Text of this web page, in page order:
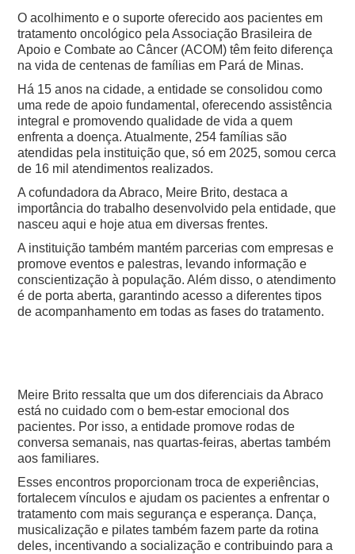
O acolhimento e o suporte oferecido aos pacientes em
tratamento oncológico pela Associação Brasileira de
Apoio e Combate ao Câncer (ACOM) têm feito diferença
na vida de centenas de famílias em Pará de Minas.
Há 15 anos na cidade, a entidade se consolidou como
uma rede de apoio fundamental, oferecendo assistência
integral e promovendo qualidade de vida a quem
enfrenta a doença. Atualmente, 254 famílias são
atendidas pela instituição que, só em 2025, somou cerca
de 16 mil atendimentos realizados.
A cofundadora da Abraco, Meire Brito, destaca a
importância do trabalho desenvolvido pela entidade, que
nasceu aqui e hoje atua em diversas frentes.
A instituição também mantém parcerias com empresas e
promove eventos e palestras, levando informação e
conscientização à população. Além disso, o atendimento
é de porta aberta, garantindo acesso a diferentes tipos
de acompanhamento em todas as fases do tratamento.
Meire Brito ressalta que um dos diferenciais da Abraco
está no cuidado com o bem-estar emocional dos
pacientes. Por isso, a entidade promove rodas de
conversa semanais, nas quartas-feiras, abertas também
aos familiares.
Esses encontros proporcionam troca de experiências,
fortalecem vínculos e ajudam os pacientes a enfrentar o
tratamento com mais segurança e esperança. Dança,
musicalização e pilates também fazem parte da rotina
deles, incentivando a socialização e contribuindo para a